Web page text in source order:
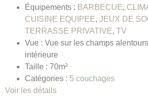
Équipements : BARBECUE,
CUISINE EQUIPEE, JEUX DE
TERRASSE PRIVATIVE, TV
Vue : Vue sur les champs
intérieure
Taille : 70m²
Catégories : 5 couchages
Voir les détails